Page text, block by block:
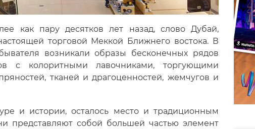
как пару десятков лет назад, слово Дубай,
торговой Меккой Ближнего востока. В
возникали образы бесконечных рядов
с колоритными лавочниками, торгующими
тканей и драгоценностей, жемчугов и
и истории, осталось место и традиционным
представляют собой большей частью элемент